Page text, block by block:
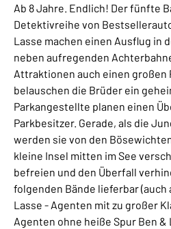
Ab 8 Jahre. Endlich! Der fünfte
Detektivreihe von
Lasse machen einen Ausflug in
neben aufregenden
Attraktionen auch einen großen
belauschen die Brüder ein
Parkangestellte planen einen
Parkbesitzer. Gerade, als die
werden sie von den
kleine Insel mitten im See
befreien und den Überfall
folgenden Bände lieferbar (auch
Lasse - Agenten mit zu großer
Agenten ohne heiße Spur Ben